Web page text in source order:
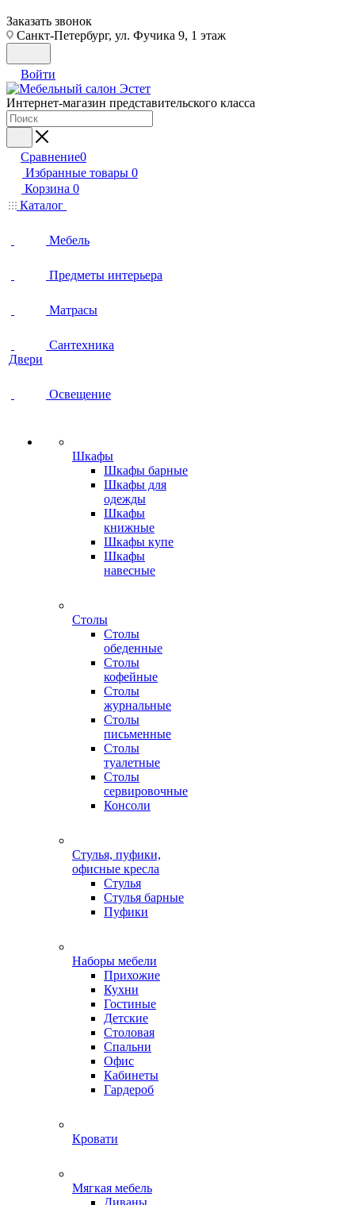
Заказать звонок
Санкт-Петербург, ул. Фучика 9, 1 этаж
Войти
Интернет-магазин представительского класса
Сравнение0
Избранные товары 0
Корзина 0
Каталог
Мебель
Предметы интерьера
Матрасы
Сантехника
Двери
Освещение
Шкафы
Шкафы барные
Шкафы для
одежды
Шкафы
книжные
Шкафы купе
Шкафы
навесные
Столы
Столы
обеденные
Столы
кофейные
Столы
журнальные
Столы
письменные
Столы
туалетные
Столы
сервировочные
Консоли
Стулья, пуфики,
офисные кресла
Стулья
Стулья барные
Пуфики
Наборы мебели
Прихожие
Кухни
Гостиные
Детские
Столовая
Спальни
Офис
Кабинеты
Гардероб
Кровати
Мягкая мебель
Диваны